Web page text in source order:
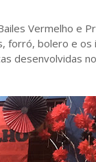
Vermelho e
forró, bolero e
desenvolvidas